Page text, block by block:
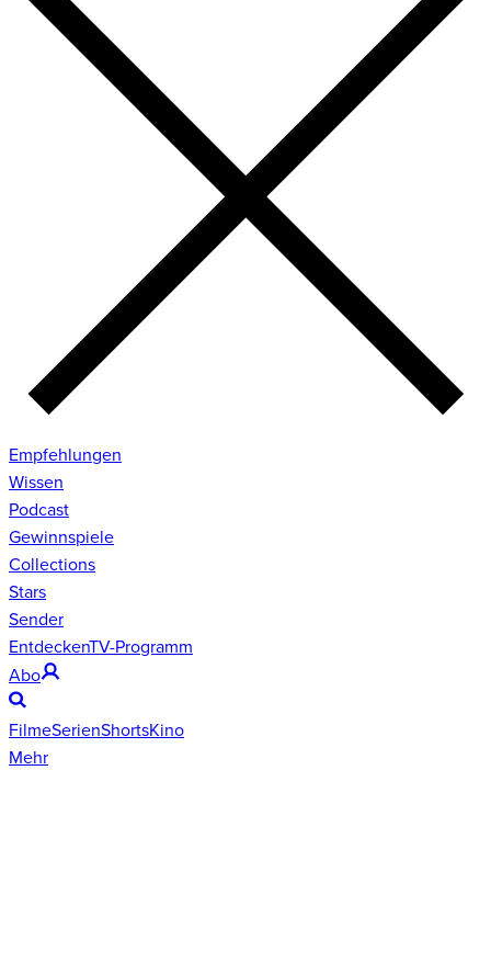
Empfehlungen
Wissen
Podcast
Gewinnspiele
Collections
Stars
Sender
EntdeckenTV-Programm
Abo
FilmeSerienShortsKino
Mehr